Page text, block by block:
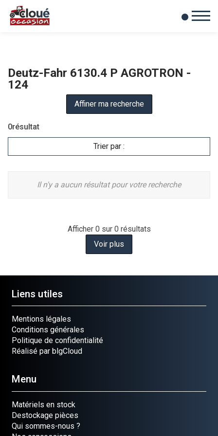
Mes favoris
0
Deutz-Fahr 6130.4 P AGROTRON -
124
0résultat
Trier par :
Affiner ma recherche
Il n'y a aucun résultat pour votre recherche
Afficher 0 sur 0 résultats
Voir plus
Liens utiles
Mentions légales
Conditions générales
Politique de confidentialité
Réalisé par blgCloud
Menu
Matériels en stock
Destockage pièces
Qui sommes-nous ?